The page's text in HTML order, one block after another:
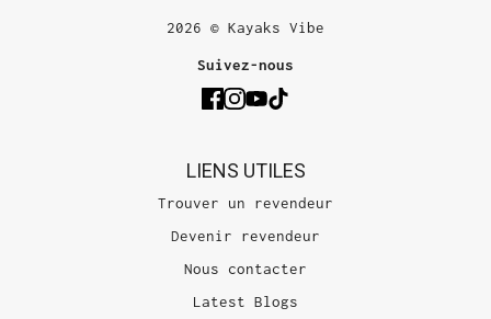
2026 © Kayaks Vibe
Suivez-nous
LIENS UTILES
Trouver un revendeur
Devenir revendeur
Nous contacter
Latest Blogs